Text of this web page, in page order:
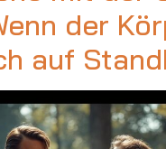
der
auf